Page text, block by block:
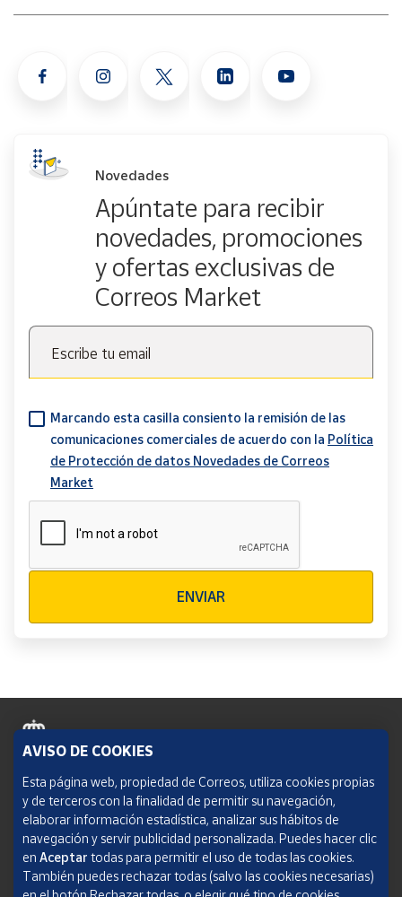
Novedades
Apúntate para recibir
novedades, promociones
y ofertas exclusivas de
Correos Market
Escribe tu email
Marcando esta casilla consiento la remisión de las
comunicaciones comerciales de acuerdo con la Política
de Protección de datos Novedades de Correos
Market
ENVIAR
Política de cookies
Aviso legal
Condiciones del servicio
Política de Privacidad Web
AVISO DE COOKIES
Esta página web, propiedad de Correos, utiliza cookies propias
y de terceros con la finalidad de permitir su navegación,
elaborar información estadística, analizar sus hábitos de
navegación y servir publicidad personalizada. Puedes hacer clic
en Aceptar todas para permitir el uso de todas las cookies.
También puedes rechazar todas (salvo las cookies necesarias)